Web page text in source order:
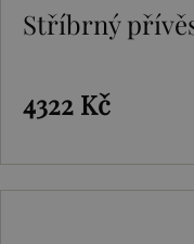
Stříbrný
4322 Kč